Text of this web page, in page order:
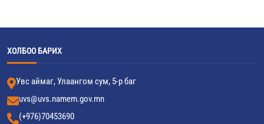
ХОЛБОО БАРИХ
Увс аймаг, Улаангом сум, 5-р баг
uvs@uvs.namem.gov.mn
(+976)70453690